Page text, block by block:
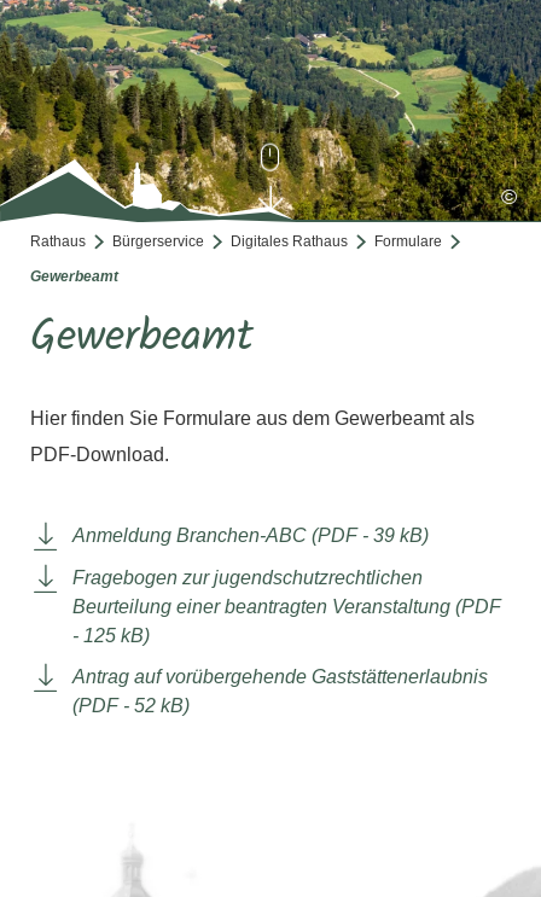
©
Rathaus Bürgerservice Digitales Rathaus Formulare
Gewerbeamt
Gewerbeamt
Hier finden Sie Formulare aus dem Gewerbeamt als
PDF-Download.
Anmeldung Branchen-ABC (PDF - 39 kB)
Fragebogen zur jugendschutzrechtlichen
Beurteilung einer beantragten Veranstaltung (PDF
- 125 kB)
Antrag auf vorübergehende Gaststättenerlaubnis
(PDF - 52 kB)